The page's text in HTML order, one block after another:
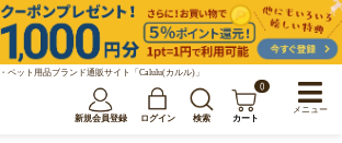
ペット用品ブランド通販サイト「Calulu(カルル)」
新規会員登録 ログイン 検索
0
カート
メニュー